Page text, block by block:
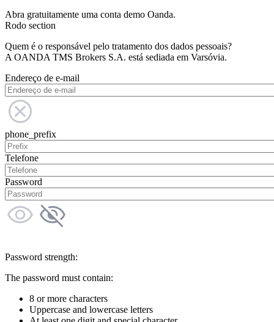
Abra gratuitamente uma conta demo Oanda.
Rodo section
Quem é o responsável pelo tratamento dos dados pessoais?
A OANDA TMS Brokers S.A. está sediada em Varsóvia.
Endereço de e-mail
phone_prefix
Telefone
Password
Password strength:
The password must contain:
8 or more characters
Uppercase and lowercase letters